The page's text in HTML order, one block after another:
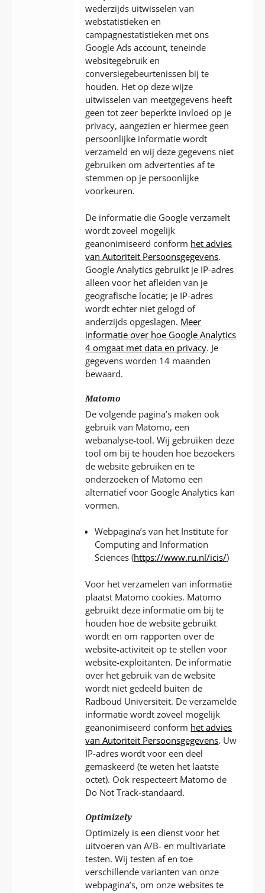
wederzijds uitwisselen van
webstatistieken en
campagnestatistieken met ons
Google Ads account, teneinde
websitegebruik en
conversiegebeurtenissen bij te
houden. Het op deze wijze
uitwisselen van meetgegevens heeft
geen tot zeer beperkte invloed op je
privacy, aangezien er hiermee geen
persoonlijke informatie wordt
verzameld en wij deze gegevens niet
gebruiken om advertenties af te
stemmen op je persoonlijke
voorkeuren.
De informatie die Google verzamelt
wordt zoveel mogelijk
geanonimiseerd conform het advies
van Autoriteit Persoonsgegevens.
Google Analytics gebruikt je IP-adres
alleen voor het afleiden van je
geografische locatie; je IP-adres
wordt echter niet gelogd of
anderzijds opgeslagen. Meer
informatie over hoe Google Analytics
4 omgaat met data en privacy. Je
gegevens worden 14 maanden
bewaard.
Matomo
De volgende pagina’s maken ook
gebruik van Matomo, een
webanalyse-tool. Wij gebruiken deze
tool om bij te houden hoe bezoekers
de website gebruiken en te
onderzoeken of Matomo een
alternatief voor Google Analytics kan
vormen.
Webpagina’s van het Institute for
Computing and Information
Sciences (https://www.ru.nl/icis/)
Voor het verzamelen van informatie
plaatst Matomo cookies. Matomo
gebruikt deze informatie om bij te
houden hoe de website gebruikt
wordt en om rapporten over de
website-activiteit op te stellen voor
website-exploitanten. De informatie
over het gebruik van de website
wordt niet gedeeld buiten de
Radboud Universiteit. De verzamelde
informatie wordt zoveel mogelijk
geanonimiseerd conform het advies
van Autoriteit Persoonsgegevens. Uw
IP-adres wordt voor een deel
gemaskeerd (te weten het laatste
octet). Ook respecteert Matomo de
Do Not Track-standaard.
Optimizely
Optimizely is een dienst voor het
uitvoeren van A/B- en multivariate
testen. Wij testen af en toe
verschillende varianten van onze
webpagina’s, om onze websites te